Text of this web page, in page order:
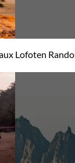
Lofoten